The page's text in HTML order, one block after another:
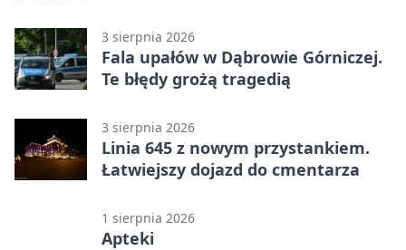
3 sierpnia 2026
Fala upałów w Dąbrowie Górniczej.
Te błędy grożą tragedią
3 sierpnia 2026
Linia 645 z nowym przystankiem.
Łatwiejszy dojazd do cmentarza
1 sierpnia 2026
Apteki